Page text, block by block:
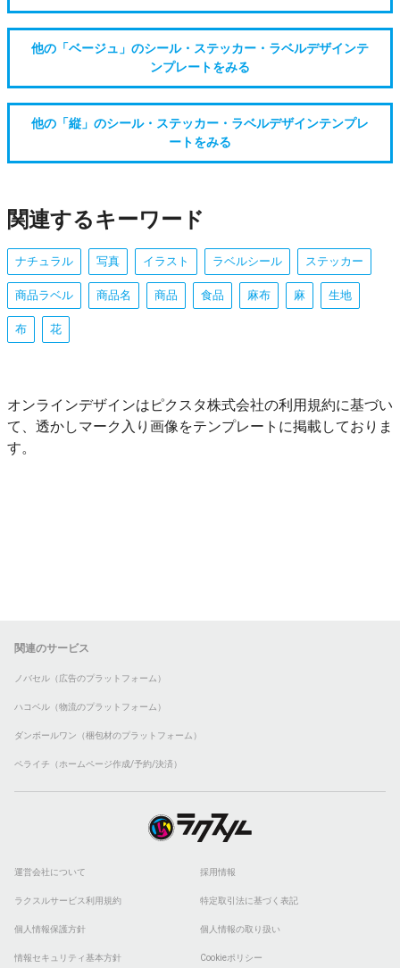
他の「ベージュ」のシール・ステッカー・ラベルデザインテ
ンプレートをみる
他の「縦」のシール・ステッカー・ラベルデザインテンプレ
ートをみる
関連するキーワード
ナチュラル 写真 イラスト ラベルシール ステッカー
商品ラベル 商品名 商品 食品 麻布 麻 生地
布 花
オンラインデザインはピクスタ株式会社の利用規約に基づい
て、透かしマーク入り画像をテンプレートに掲載しておりま
す。
関連のサービス
ノバセル（広告のプラットフォーム）
ハコベル（物流のプラットフォーム）
ダンボールワン（梱包材のプラットフォーム）
ペライチ（ホームページ作成/予約/決済）
運営会社について 採用情報
ラクスルサービス利用規約 特定取引法に基づく表記
個人情報保護方針 個人情報の取り扱い
情報セキュリティ基本方針 Cookieポリシー